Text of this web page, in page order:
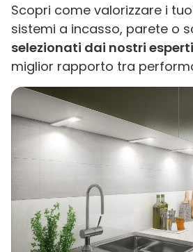
Scopri come valorizzare i
sistemi a incasso, parete o
selezionati dai nostri esperti
miglior rapporto tra